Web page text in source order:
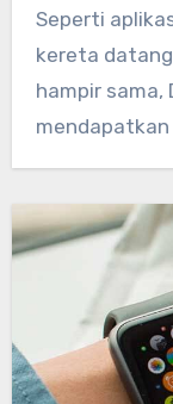
Seperti
kereta
hampir sama,